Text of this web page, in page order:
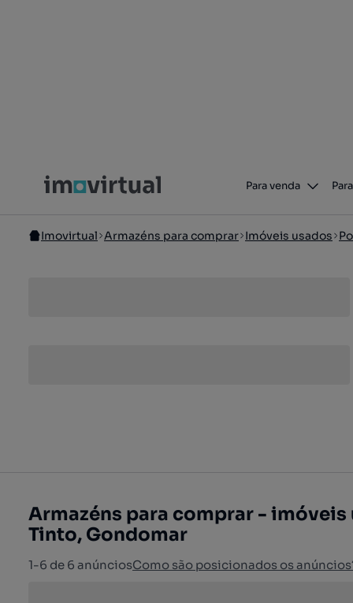
Para venda
Imovirtual Armazéns para comprar Imóveis usados
Armazéns para comprar - imóveis
Tinto, Gondomar
1-6 de 6 anúnciosComo são posicionados os